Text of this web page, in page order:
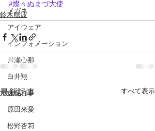
メガネ
アイウェア
インフォメーション
川瀬心那
白井翔
佐藤利希
原田來愛
松野杏莉
#燦々ぬまづ大使
鈴木穂波
最新記事 すべて表示